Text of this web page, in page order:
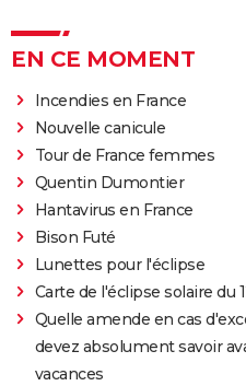
EN CE MOMENT
Incendies en France
Nouvelle canicule
Tour de France femmes
Quentin Dumontier
Hantavirus en France
Bison Futé
Lunettes pour l'éclipse
Carte de l'éclipse solaire du
Quelle amende en cas
devez absolument savoir
vacances